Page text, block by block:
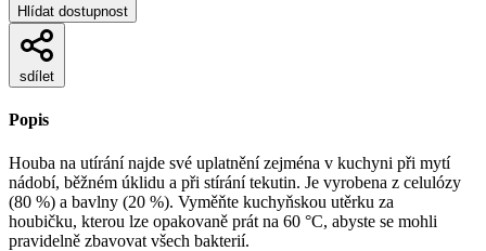
Hlídat dostupnost
sdílet
Popis
Houba na utírání najde své uplatnění zejména v kuchyni při mytí
nádobí, běžném úklidu a při stírání tekutin. Je vyrobena z celulózy
(80 %) a bavlny (20 %). Vyměňte kuchyňskou utěrku za
houbičku, kterou lze opakovaně prát na 60 °C, abyste se mohli
pravidelně zbavovat všech bakterií.